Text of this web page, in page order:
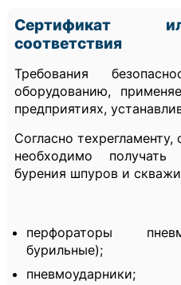
Сертификат
соответствия
Требования
оборудованию,
предприятиях,
Согласно
необходимо
бурения шпуров и
перфораторы
бурильные);
пневмоударники;